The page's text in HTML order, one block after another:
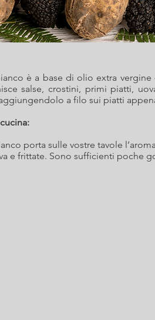
è a base di olio extra
salse, crostini, primi piatti,
a filo sui piatti
porta sulle vostre tavole
e frittate. Sono sufficienti poche